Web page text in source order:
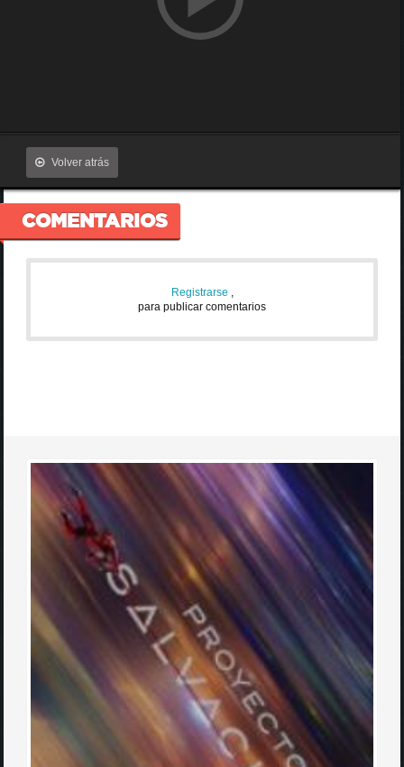
Volver atrás
COMENTARIOS
Registrarse ,
para publicar comentarios